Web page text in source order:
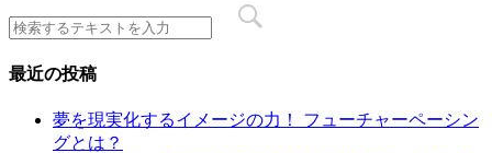
最近の投稿
夢を現実化するイメージの力！ フューチャーペーシン
グとは？